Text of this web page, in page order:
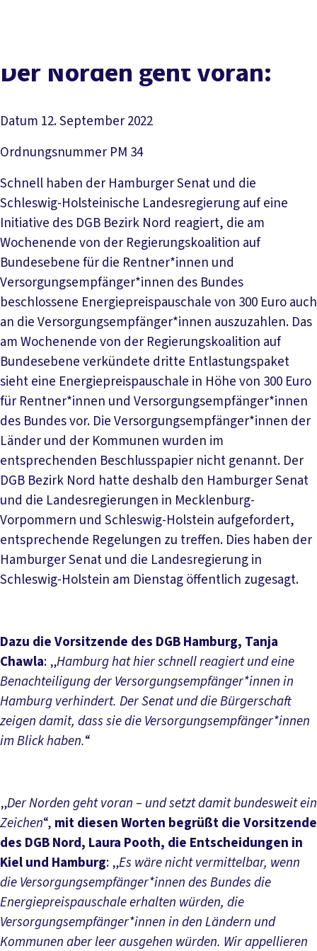
Service
Mitmachen
Der Norden geht voran:
Datum 12. September 2022
Ordnungsnummer PM 34
Schnell haben der Hamburger Senat und die
Schleswig-Holsteinische Landesregierung auf eine
Initiative des DGB Bezirk Nord reagiert, die am
Wochenende von der Regierungskoalition auf
Bundesebene für die Rentner*innen und
Versorgungsempfänger*innen des Bundes
beschlossene Energiepreispauschale von 300 Euro auch
an die Versorgungsempfänger*innen auszuzahlen. Das
am Wochenende von der Regierungskoalition auf
Bundesebene verkündete dritte Entlastungspaket
sieht eine Energiepreispauschale in Höhe von 300 Euro
für Rentner*innen und Versorgungsempfänger*innen
des Bundes vor. Die Versorgungsempfänger*innen der
Länder und der Kommunen wurden im
entsprechenden Beschlusspapier nicht genannt. Der
DGB Bezirk Nord hatte deshalb den Hamburger Senat
und die Landesregierungen in Mecklenburg-
Vorpommern und Schleswig-Holstein aufgefordert,
entsprechende Regelungen zu treffen. Dies haben der
Hamburger Senat und die Landesregierung in
Schleswig-Holstein am Dienstag öffentlich zugesagt.
Dazu die Vorsitzende des DGB Hamburg, Tanja
Chawla: „Hamburg hat hier schnell reagiert und eine
Benachteiligung der Versorgungsempfänger*innen in
Hamburg verhindert. Der Senat und die Bürgerschaft
zeigen damit, dass sie die Versorgungsempfänger*innen
im Blick haben.“
„Der Norden geht voran – und setzt damit bundesweit ein
Zeichen“, mit diesen Worten begrüßt die Vorsitzende
des DGB Nord, Laura Pooth, die Entscheidungen in
Kiel und Hamburg: „Es wäre nicht vermittelbar, wenn
die Versorgungsempfänger*innen des Bundes die
Energiepreispauschale erhalten würden, die
Versorgungsempfänger*innen in den Ländern und
Kommunen aber leer ausgehen würden. Wir appellieren